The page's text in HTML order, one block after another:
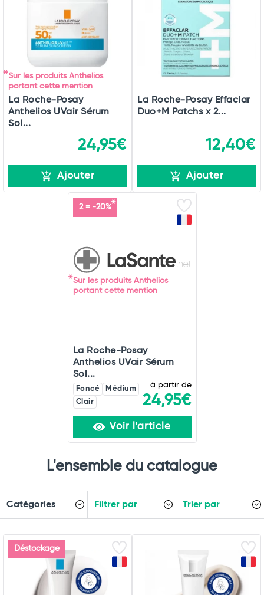
Sur les produits Anthelios
portant cette mention
La Roche-Posay
Anthelios UVair Sérum
Sol...
24,95€
Ajouter
La Roche-Posay Effaclar
Duo+M Patchs x 2...
12,40€
Ajouter
2 = -20%
Sur les produits Anthelios
portant cette mention
La Roche-Posay
Anthelios UVair Sérum
Sol...
Foncé
Médium
Clair
à partir de
24,95€
Voir l'article
L'ensemble du catalogue
Catégories Filtrer par Trier par
Déstockage